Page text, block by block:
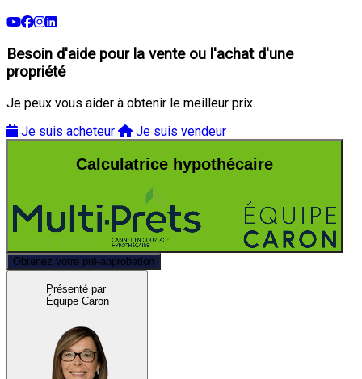
Besoin d'aide pour la vente ou l'achat d'une
propriété
Je peux vous aider à obtenir le meilleur prix.
Je suis acheteur
Je suis vendeur
Calculatrice hypothécaire
Obtenez votre pré-approbation
Présenté par
Équipe Caron